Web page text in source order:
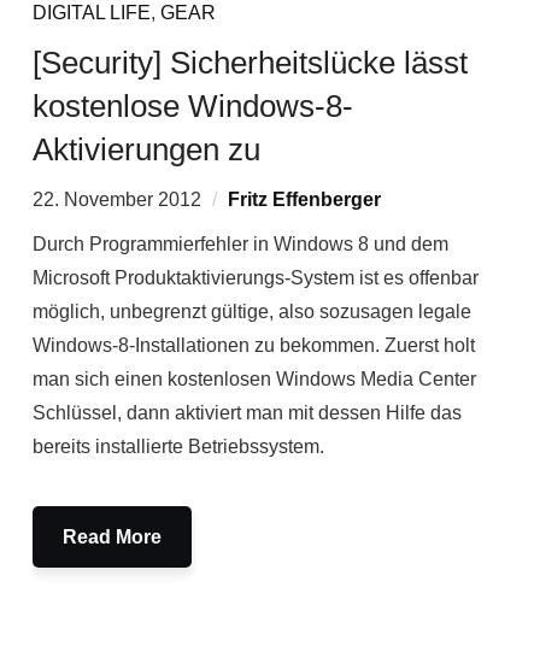
DIGITAL LIFE, GEAR
[Security] Sicherheitslücke lässt
kostenlose Windows-8-
Aktivierungen zu
22. November 2012 Fritz Effenberger
Durch Programmierfehler in Windows 8 und dem
Microsoft Produktaktivierungs-System ist es offenbar
möglich, unbegrenzt gültige, also sozusagen legale
Windows-8-Installationen zu bekommen. Zuerst holt
man sich einen kostenlosen Windows Media Center
Schlüssel, dann aktiviert man mit dessen Hilfe das
bereits installierte Betriebssystem.
Read More